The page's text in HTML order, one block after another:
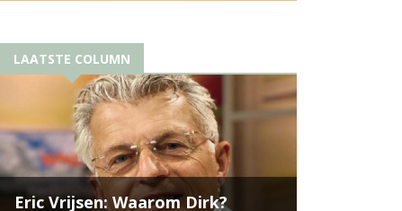
LAATSTE COLUMN
Eric Vrijsen: Waarom Dirk?